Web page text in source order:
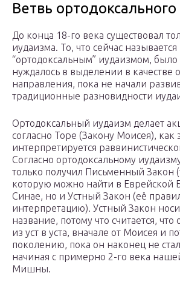
Ветвь
До конца 18-го века существовал
иудаизма. То, что сейчас называется
“ортодоксальным” иудаизмом,
нуждалось в выделении в качестве
направления, пока не начали
традиционные разновидности
Ортодоксальный иудаизм делает
согласно Торе (Закону Моисея), как
интерпретируется
Согласно ортодоксальному
только получил Письменный Закон
которую можно найти в Еврейской
Синае, но и Устный Закон (её
интерпретацию). Устный Закон
название, потому что считается, что
из уст в уста, вначале от Моисея и
поколению, пока он наконец не
начиная с примерно 2-го века
Мишны.